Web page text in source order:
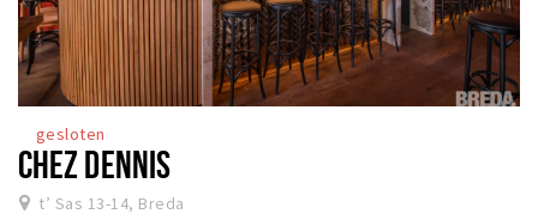
gesloten
CHEZ DENNIS
t’ Sas 13-14, Breda